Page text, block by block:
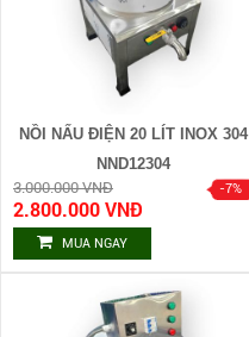
NỒI NẤU ĐIỆN 20 LÍT INOX 304
NND12304
3.000.000 VNĐ
2.800.000 VNĐ
MUA NGAY